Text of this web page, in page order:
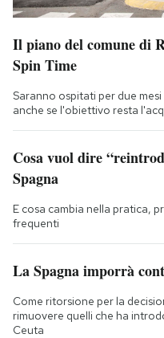
Il piano del comune di
Spin Time
Saranno ospitati per due
anche se l'obiettivo resta
Cosa vuol dire
Spagna
E cosa cambia nella pratica,
frequenti
La Spagna imporrà
Come ritorsione per la
rimuovere quelli che ha
Ceuta